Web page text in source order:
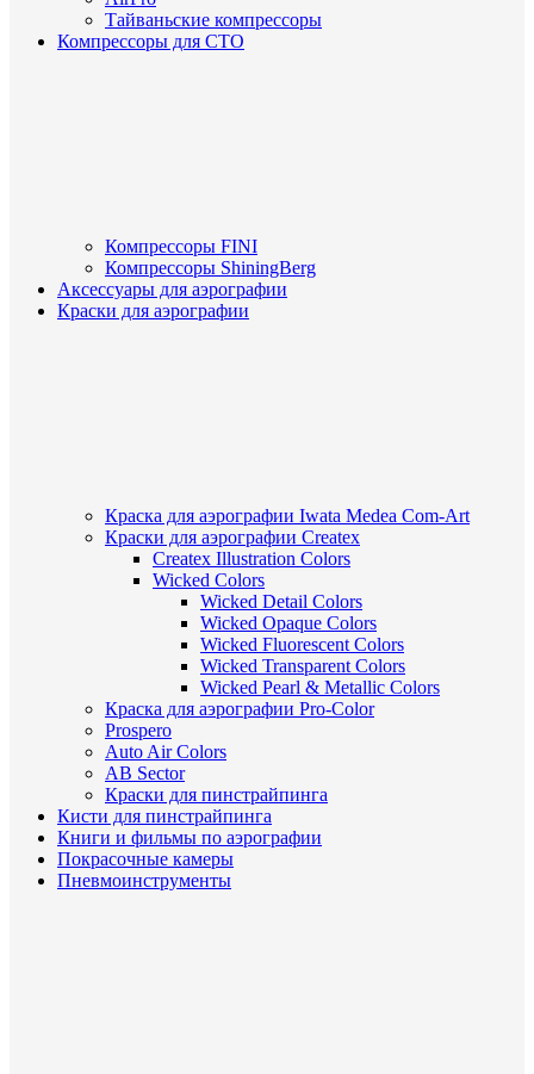
Тайваньские компрессоры
Компрессоры для СТО
Компрессоры FINI
Компрессоры ShiningBerg
Аксессуары для аэрографии
Краски для аэрографии
Краска для аэрографии Iwata Medea Com-Art
Краски для аэрографии Createx
Createx Illustration Colors
Wicked Colors
Wicked Detail Colors
Wicked Opaque Colors
Wicked Fluorescent Colors
Wicked Transparent Colors
Wicked Pearl & Metallic Colors
Краска для аэрографии Pro-Color
Prospero
Auto Air Colors
AB Sector
Краски для пинстрайпинга
Кисти для пинстрайпинга
Книги и фильмы по аэрографии
Покрасочные камеры
Пневмоинструменты